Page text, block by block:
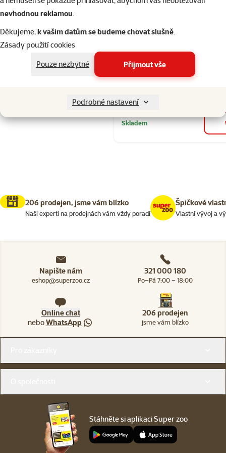
nevhodnou reklamou.
Děkujeme,k vašim datům se budeme chovat slušně.
Zásady použití cookies
Pouze nezbytné
Přijmout vše
Podrobné nastavení
Seřadit Hodnocení
značka
Skladem
206 prodejen, jsme vám blízko
Naši experti na prodejnách vám vždy poradí
Špičkové
Vlastní vývoj a
Napište nám
eshop@superzoo.cz
321 000 180
Po–Pá 7:00 – 18:00
Online chat
neboWhatsApp
206 prodejen
jsme vám blízko
Stáhněte si aplikaci Super zoo